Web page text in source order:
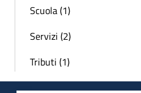
Scuola (1)
Servizi (2)
Tributi (1)